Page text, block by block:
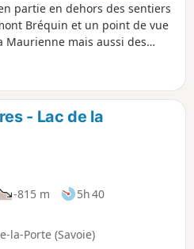
partie en dehors des sentiers
Bréquin et un point de vue
Maurienne mais aussi des
- Lac de la
-815 m
5h 40
la-Porte (Savoie)